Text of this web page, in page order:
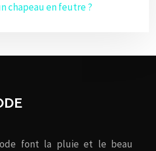
chapeau en feutre ?
font la pluie et le beau